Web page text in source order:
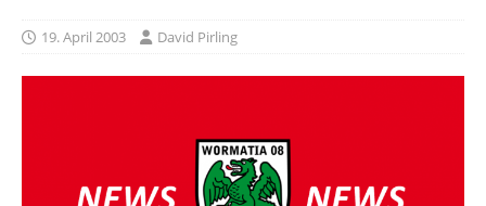
19. April 2003 David Pirling